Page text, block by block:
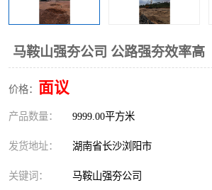
马鞍山强夯公司 公路强夯效率高
价格： 面议
产品数量： 9999.00平方米
发货地址： 湖南省长沙浏阳市
关键词： 马鞍山强夯公司